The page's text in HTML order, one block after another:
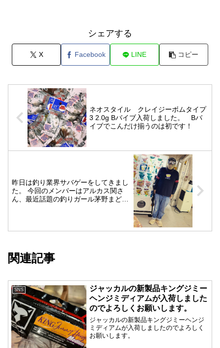
シェアする
X Facebook LINE コピー
ネオスタイル クレイジーボムタイプ
3 2.0g Bバイブ入荷しました。 Bバ
イブでこんだけ揃うのは初です！
昨日は釣り業界サバゲーをしてきまし
た。 今回のメンバーはアルカス関さ
ん、最近話題の釣りガール茅野まどか
すので釣り業界の方、気軽に声かけて
関連記事
SNS
ジャッカルの新製品キングジミー
ヘンジミディアムが入荷しました
のでよろしくお願いします。
ジャッカルの新製品キングジミーヘンジ
ミディアムが入荷しましたのでよろしく
お願いします。